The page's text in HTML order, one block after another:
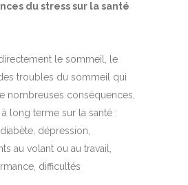
du stress sur la santé
le sommeil, le
troubles du sommeil qui
nombreuses conséquences,
long terme sur la santé :
dépression,
au volant ou au travail,
difficultés